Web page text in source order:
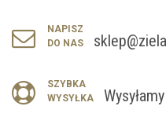
NAPISZ
DO NAS
SZYBKA
WYSYŁKA